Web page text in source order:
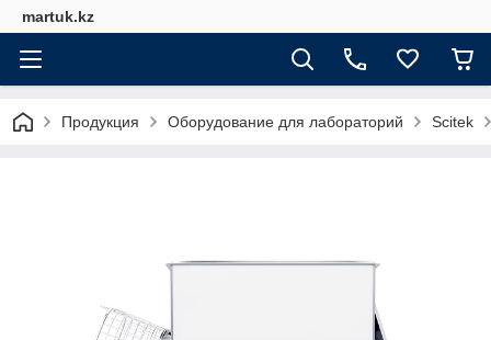
martuk.kz
Продукция Оборудование для лабораторий Scitek